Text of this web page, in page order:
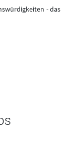
- das